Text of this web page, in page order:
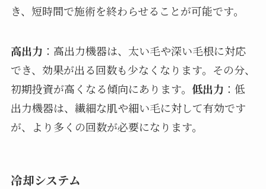
き、短時間で施術を終わらせることが可能です。
高出力 ：高出力機器は、太い毛や深い毛根に対応
でき、効果が出る回数も少なくなります。その分、
初期投資が高くなる傾向にあります。 低出力 ：低
出力機器は、繊細な肌や細い毛に対して有効です
が、より多くの回数が必要になります。
冷却システム